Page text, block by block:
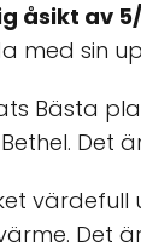
åsikt av
med sin
Bästa
Det